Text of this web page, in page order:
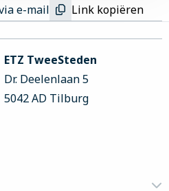
e-mail Link kopiëren
ETZ TweeSteden
Dr. Deelenlaan 5
5042 AD Tilburg